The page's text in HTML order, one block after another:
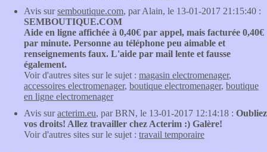
Avis sursemboutique.com, par Alain, le 13-01-2017 21:15:40 :
SEMBOUTIQUE.COM
Aide en ligne affichée à 0,40€ par appel, mais facturée 0,40€
par minute. Personne au téléphone peu aimable et
renseignements faux. L'aide par mail lente et fausse
également.
Voir d'autres sites sur le sujet : magasin electromenager,
accessoires electromenager, boutique electromenager, boutique
en ligne electromenager
Avis suracterim.eu, par BRN, le 13-01-2017 12:14:18 : Oubliez
vos droits! Allez travailler chez Acterim :) Galère!
Voir d'autres sites sur le sujet : travail temporaire